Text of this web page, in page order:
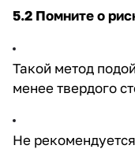
5.2 Помните о
Такой метод
менее твердого
Не